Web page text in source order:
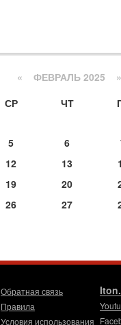
« ФЕВРАЛЬ 2025 »
СР ЧТ
5 6
12 13
19 20
26 27
Обратная связь
Правила
Условия использования